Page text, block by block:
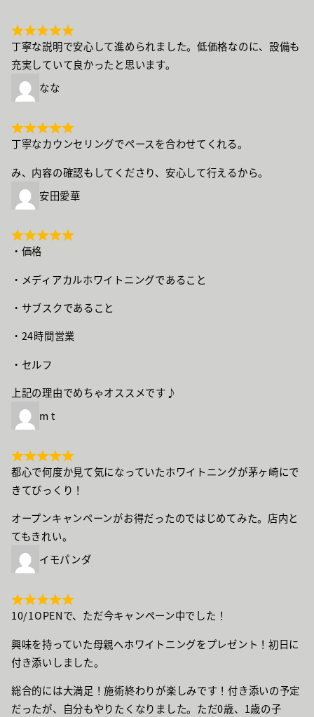
丁寧な説明で安心して進められました。低価格なのに、設備も
充実していて良かったと思います。
なな
丁寧なカウンセリングでペースを合わせてくれる。
み、内容の確認もしてくださり、安心して行えるから。
安田愛華
・価格
・メディアカルホワイトニングであること
・サブスクであること
・24時間営業
・セルフ
上記の理由でめちゃオススメです♪
m t
都心で何度か見て気になっていたホワイトニングが茅ヶ崎にで
きてびっくり！
オープンキャンペーンがお得だったのではじめてみた。店内と
てもきれい。
イモパンダ
10/1OPENで、ただ今キャンペーン中でした！
興味を持っていた母親へホワイトニングをプレゼント！初日に
付き添いしました。
総合的には大満足！施術終わりが楽しみです！付き添いの予定
だったが、自分もやりたくなりました。ただ0歳、1歳の子